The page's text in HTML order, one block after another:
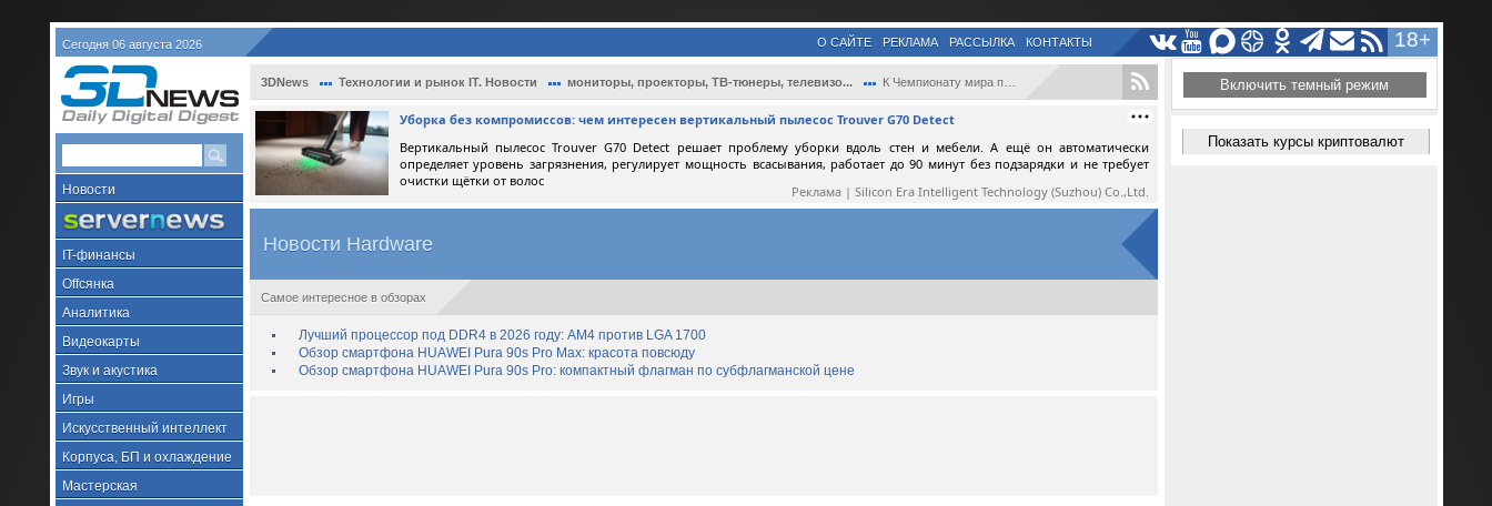
Сегодня 06 августа 2026 18+
О САЙТЕ РЕКЛАМА РАССЫЛКА КОНТАКТЫ
Новости
IT-финансы
Offсянка
Аналитика
Видеокарты
Звук и акустика
Игры
Искусственный интеллект
Корпуса, БП и охлаждение
Мастерская
3DNews Технологии и рынок IT. Новости мониторы, проекторы, ТВ-тюнеры, телевизо... К Чемпионату мира по футболу в России по...
Уборка без компромиссов: чем интересен вертикальный пылесос Trouver G70 Detect
Вертикальный пылесос Trouver G70 Detect решает проблему уборки вдоль стен и мебели. А ещё он автоматически
определяет уровень загрязнения, регулирует мощность всасывания, работает до 90 минут без подзарядки и не требует
очистки щётки от волос
Реклама | Silicon Era Intelligent Technology (Suzhou) Co.,Ltd.
Новости Hardware
Самое интересное в обзорах
Лучший процессор под DDR4 в 2026 году: AM4 против LGA 1700
Обзор смартфона HUAWEI Pura 90s Pro Max: красота повсюду
Обзор смартфона HUAWEI Pura 90s Pro: компактный флагман по субфлагманской цене
Включить темный режим
Показать курсы криптовалют